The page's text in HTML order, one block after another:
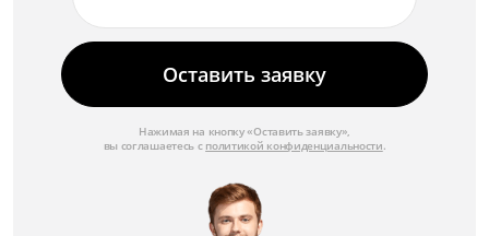
Оставить заявку
Нажимая на кнопку «Оставить заявку»,
вы соглашаетесь с политикой конфиденциальности.